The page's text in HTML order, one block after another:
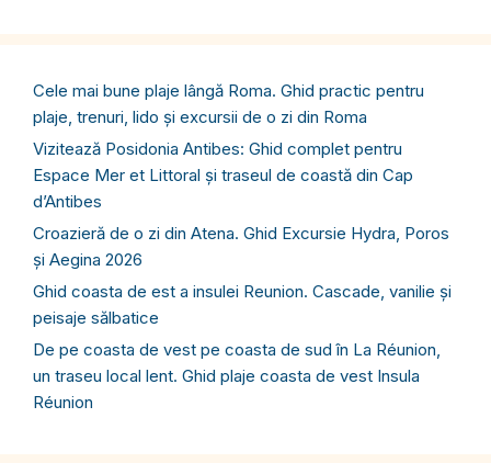
Cele mai bune plaje lângă Roma. Ghid practic pentru
plaje, trenuri, lido și excursii de o zi din Roma
Vizitează Posidonia Antibes: Ghid complet pentru
Espace Mer et Littoral și traseul de coastă din Cap
d’Antibes
Croazieră de o zi din Atena. Ghid Excursie Hydra, Poros
și Aegina 2026
Ghid coasta de est a insulei Reunion. Cascade, vanilie și
peisaje sălbatice
De pe coasta de vest pe coasta de sud în La Réunion,
un traseu local lent. Ghid plaje coasta de vest Insula
Réunion